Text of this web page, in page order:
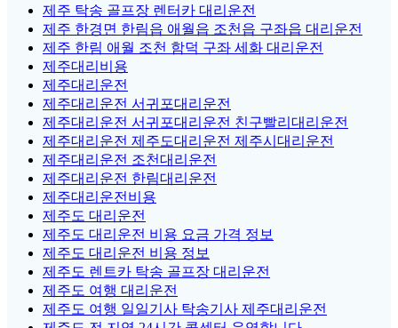
제주 탁송 골프장 렌터카 대리운전
제주 한경면 한림읍 애월읍 조천읍 구좌읍 대리운전
제주 한림 애월 조천 함덕 구좌 세화 대리운전
제주대리비용
제주대리운전
제주대리운전 서귀포대리운전
제주대리운전 서귀포대리운전 친구빨리대리운전
제주대리운전 제주도대리운전 제주시대리운전
제주대리운전 조천대리운전
제주대리운전 한림대리운전
제주대리운전비용
제주도 대리운전
제주도 대리운전 비용 요금 가격 정보
제주도 대리운전 비용 정보
제주도 렌트카 탁송 골프장 대리운전
제주도 여행 대리운전
제주도 여행 일일기사 탁송기사 제주대리운전